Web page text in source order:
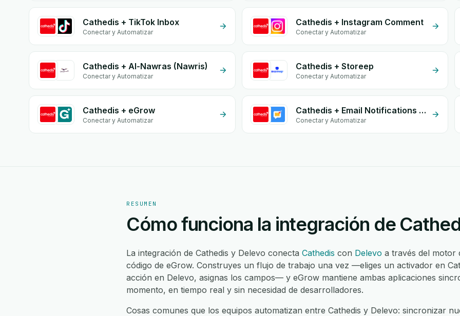
Cathedis + TikTok Inbox
Conectar y Automatizar
Cathedis + Instagram Comment
Conectar y Automatizar
Cathedis + Al-Nawras (Nawris)
Conectar y Automatizar
Cathedis + Storeep
Conectar y Automatizar
Cathedis + eGrow
Conectar y Automatizar
Cathedis + Email Notifications by eGrow
Conectar y Automatizar
RESUMEN
Cómo funciona la integración de
La integración de Cathedis y Delevo conecta Cathedis con Delevo a través del motor
código de eGrow. Construyes un flujo de trabajo una vez —eliges un activador en
acción en Delevo, asignas los campos— y eGrow mantiene ambas aplicaciones
momento, en tiempo real y sin necesidad de desarrolladores.
Cosas comunes que los equipos automatizan entre Cathedis y Delevo: sincronizar